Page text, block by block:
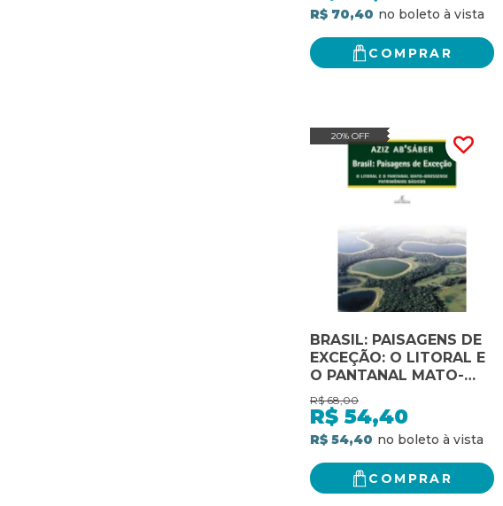
R$ 70,40
COMPRAR
20% OFF
BRASIL: PAISAGENS DE
EXCEÇÃO: O LITORAL E
O PANTANAL MATO-
GROSSENSE:
PATRIMÔNIOS BÁSICOS
R$ 68,00
R$ 54,40
R$ 54,40
COMPRAR